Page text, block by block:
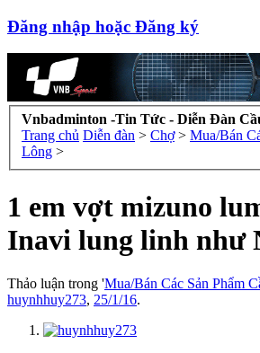
Đăng nhập hoặc Đăng ký
Vnbadminton -Tin Tức - Diễn Đàn
Trang chủ Diễn đàn > Chợ > Mua/Bán
Lông >
1 em vợt mizuno
Inavi lung linh như
Thảo luận trong 'Mua/Bán Các Sản Phẩm
huynhhuy273, 25/1/16.